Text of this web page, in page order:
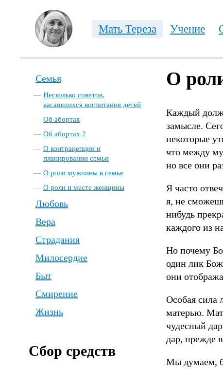
Мать Тереза Учение
Семья
Несколько советов,
касающихся воспитания детей
Об абортах
Об абортах 2
О контрацепции и
планировании семьи
О роли мужчины в семье
О роли и месте женщины
Любовь
Вера
Страдания
Милосердие
Быт
Смирение
Жизнь
Сбор средств
О
Каждый
замысле.
некоторые
что между
но все они
Я часто
я, не
нибудь
каждого из
Но почему
один лик
они
Особая сила
матерью.
чудесный
дар, прежде
Мы думаем,